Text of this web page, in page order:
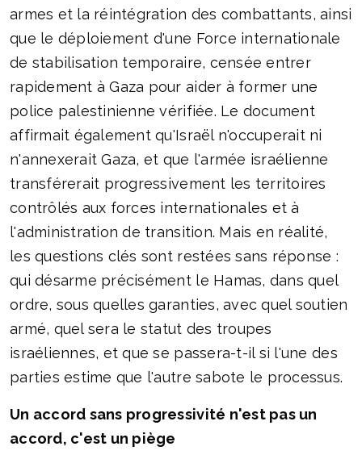
armes et la réintégration des combattants, ainsi
que le déploiement d'une Force internationale
de stabilisation temporaire, censée entrer
rapidement à Gaza pour aider à former une
police palestinienne vérifiée. Le document
affirmait également qu'Israël n'occuperait ni
n'annexerait Gaza, et que l'armée israélienne
transférerait progressivement les territoires
contrôlés aux forces internationales et à
l'administration de transition. Mais en réalité,
les questions clés sont restées sans réponse :
qui désarme précisément le Hamas, dans quel
ordre, sous quelles garanties, avec quel soutien
armé, quel sera le statut des troupes
israéliennes, et que se passera-t-il si l'une des
parties estime que l'autre sabote le processus.
Un accord sans progressivité n'est pas un
accord, c'est un piège